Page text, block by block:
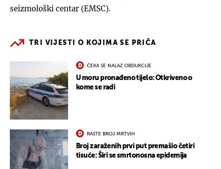
seizmološki centar (EMSC).
TRI VIJESTI O KOJIMA SE PRIČA
ČEKA SE NALAZ OBDUKCIJE
U moru pronađeno tijelo: Otkriveno o
kome se radi
RASTE BROJ MRTVIH
Broj zaraženih prvi put premašio četiri
tisuće: Širi se smrtonosna epidemija